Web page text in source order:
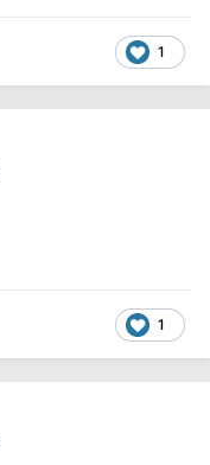
1
1